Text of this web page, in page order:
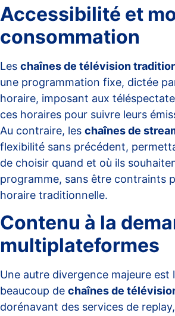
Accessibilité et
consommation
Les chaînes de télévision
une programmation fixe, dictée
horaire, imposant aux
ces horaires pour suivre leurs
Au contraire, les chaînes de
flexibilité sans précédent,
de choisir quand et où ils
programme, sans être contraints
horaire traditionnelle.
Contenu à la
multiplateformes
Une autre divergence majeure est
beaucoup de chaînes de
dorénavant des services de replay